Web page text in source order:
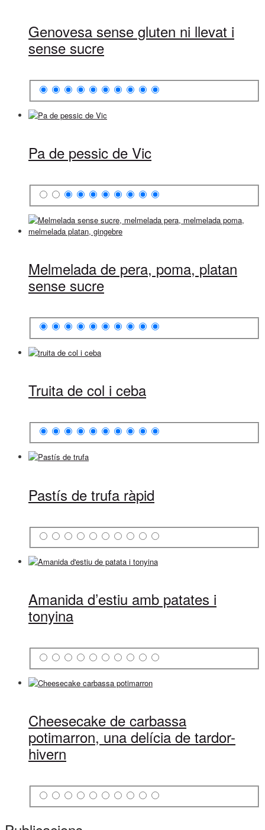
Genovesa sense gluten ni llevat i
sense sucre
Pa de pessic de Vic
Melmelada de pera, poma, platan
sense sucre
Truita de col i ceba
Pastís de trufa ràpid
Amanida d’estiu amb patates i
tonyina
Cheesecake de carbassa
potimarron, una delícia de tardor-
hivern